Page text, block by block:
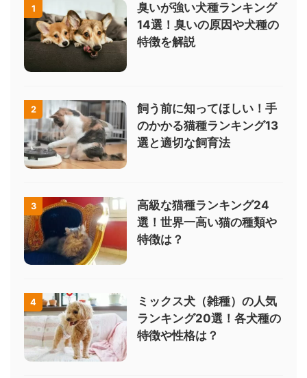
1
臭いが強い犬種ランキング
14選！臭いの原因や犬種の
特徴を解説
2
飼う前に知ってほしい！手
のかかる猫種ランキング13
選と適切な飼育法
3
高級な猫種ランキング24
選！世界一高い猫の種類や
特徴は？
4
ミックス犬（雑種）の人気
ランキング20選！各犬種の
特徴や性格は？